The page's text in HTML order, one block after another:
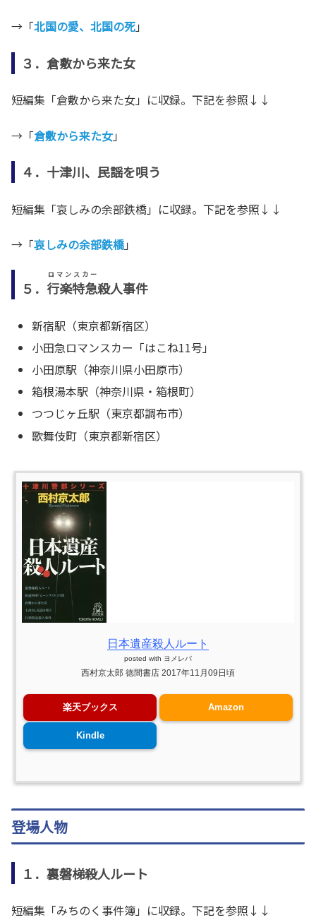
→「北国の愛、北国の死」
３．倉敷から来た女
短編集「倉敷から来た女」に収録。下記を参照↓↓
→「倉敷から来た女」
４．十津川、民謡を唄う
短編集「哀しみの余部鉄橋」に収録。下記を参照↓↓
→「哀しみの余部鉄橋」
５． 行楽特急
ロマンスカー
殺人事件
新宿駅（東京都新宿区）
小田急ロマンスカー「はこね11号」
小田原駅（神奈川県小田原市）
箱根湯本駅（神奈川県・箱根町）
つつじヶ丘駅（東京都調布市）
歌舞伎町（東京都新宿区）
日本遺産殺人ルート
posted with ヨメレバ
西村京太郎 徳間書店 2017年11月09日頃
楽天ブックス Amazon
Kindle
登場人物
１．裏磐梯殺人ルート
短編集「みちのく事件簿」に収録。下記を参照↓↓